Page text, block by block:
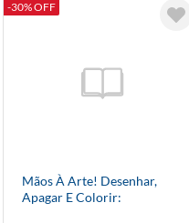
-30% OFF
Mãos À Arte! Desenhar,
Apagar E Colorir: